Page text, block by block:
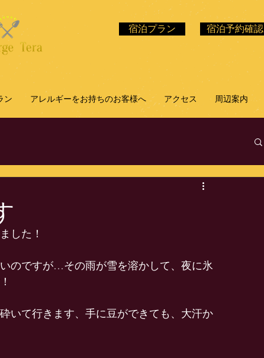
宿泊プラン 宿泊予約確認
ン アレルギーをお持ちのお客様へ アクセス 周辺案内
した！
のですが…その雨が雪を溶かして、夜に氷
いて行きます、手に豆ができても、大汗か